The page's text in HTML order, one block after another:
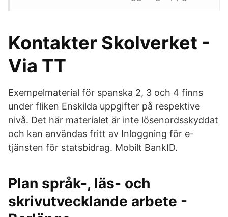
Kontakter Skolverket -
Via TT
Exempelmaterial för spanska 2, 3 och 4 finns
under fliken Enskilda uppgifter på respektive
nivå. Det här materialet är inte lösenordsskyddat
och kan användas fritt av Inloggning för e-
tjänsten för statsbidrag. Mobilt BankID.
Plan språk-, läs- och
skrivutvecklande arbete -